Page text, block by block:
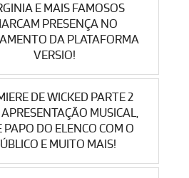
E MAIS FAMOSOS
PRESENÇA NO
DA PLATAFORMA
VERSIO!
DE WICKED PARTE 2
MUSICAL,
PAPO DO ELENCO COM O
E MUITO MAIS!